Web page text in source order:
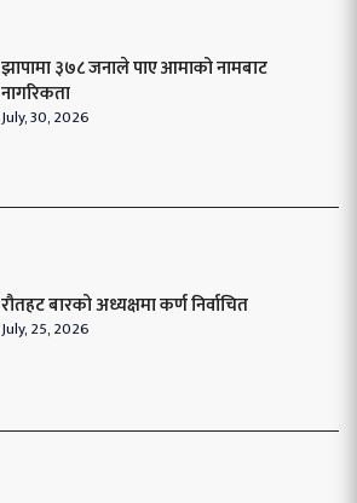
झापामा ३७८ जनाले पाए आमाको नामबाट
नागरिकता
July, 30, 2026
रौतहट बारको अध्यक्षमा कर्ण निर्वाचित
July, 25, 2026